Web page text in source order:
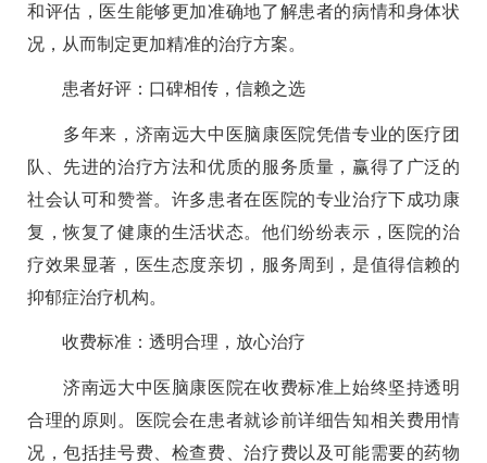
和评估，医生能够更加准确地了解患者的病情和身体状
况，从而制定更加精准的治疗方案。
患者好评：口碑相传，信赖之选
多年来，济南远大中医脑康医院凭借专业的医疗团
队、先进的治疗方法和优质的服务质量，赢得了广泛的
社会认可和赞誉。许多患者在医院的专业治疗下成功康
复，恢复了健康的生活状态。他们纷纷表示，医院的治
疗效果显著，医生态度亲切，服务周到，是值得信赖的
抑郁症治疗机构。
收费标准：透明合理，放心治疗
济南远大中医脑康医院在收费标准上始终坚持透明
合理的原则。医院会在患者就诊前详细告知相关费用情
况，包括挂号费、检查费、治疗费以及可能需要的药物